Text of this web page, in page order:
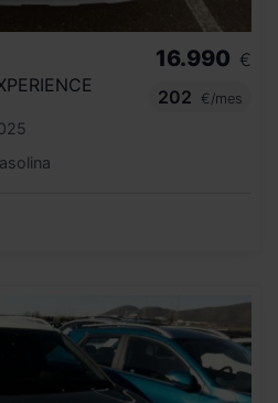
16.990 €
202
€/mes